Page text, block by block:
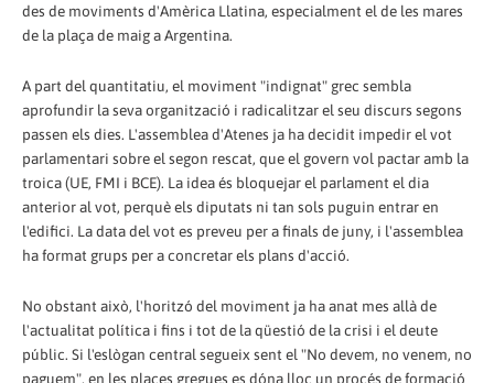
des de moviments d'Amèrica Llatina, especialment el de les mares
de la plaça de maig a Argentina.
A part del quantitatiu, el moviment "indignat" grec sembla
aprofundir la seva organització i radicalitzar el seu discurs segons
passen els dies. L'assemblea d'Atenes ja ha decidit impedir el vot
parlamentari sobre el segon rescat, que el govern vol pactar amb la
troica (UE, FMI i BCE). La idea és bloquejar el parlament el dia
anterior al vot, perquè els diputats ni tan sols puguin entrar en
l'edifici. La data del vot es preveu per a finals de juny, i l'assemblea
ha format grups per a concretar els plans d'acció.
No obstant això, l'horitzó del moviment ja ha anat mes allà de
l'actualitat política i fins i tot de la qüestió de la crisi i el deute
públic. Si l'eslògan central segueix sent el "No devem, no venem, no
paguem", en les places gregues es dóna lloc un procés de formació